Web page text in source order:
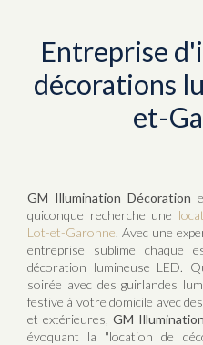
Entreprise
décorations
et-
GM Illumination Décoration
quiconque recherche une
Lot-et-Garonne. Avec une
entreprise sublime chaque
décoration lumineuse LED.
soirée avec des guirlandes
festive à votre domicile avec
et extérieures, GM
évoquant la "location de